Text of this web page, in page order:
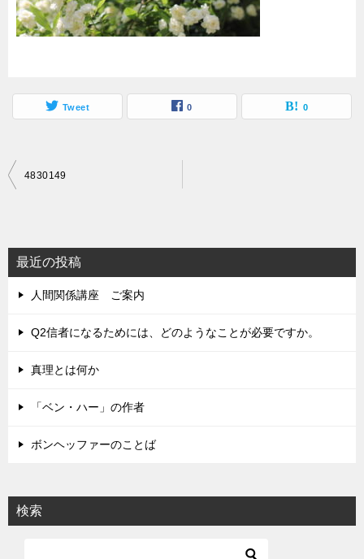
Tweet 0 0
投
ビ
ゲ
ー
シ
4830149
最近の投稿
人間関係講座 ご案内
Q2信者になるためには、どのようなことが必要ですか。
真理とは何か
「ベン・ハー」の作者
ボンヘッファーのことば
検索